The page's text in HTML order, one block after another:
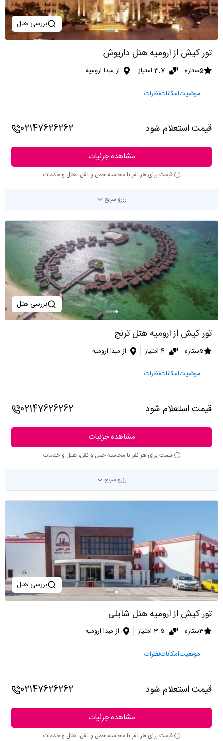
بررسی هتل
تور کیش از ارومیه هتل داریوش
5ستاره 3.7 امتیاز از مبدا ارومیه
موقعیتامکاناتنظرات
قیمت استعلام شود 02147626262
مشاهده جزئیات
قیمت برای هر نفر با محاسبه حمل و نقل، هتل و خدمات
رزرو سریع
بررسی هتل
تور کیش از ارومیه هتل ترنج
5ستاره 4 امتیاز از مبدا ارومیه
موقعیتامکاناتنظرات
قیمت استعلام شود 02147626262
مشاهده جزئیات
قیمت برای هر نفر با محاسبه حمل و نقل، هتل و خدمات
رزرو سریع
بررسی هتل
تور کیش از ارومیه هتل شایلی
3ستاره 3.5 امتیاز از مبدا ارومیه
موقعیتامکاناتنظرات
قیمت استعلام شود 02147626262
مشاهده جزئیات
قیمت برای هر نفر با محاسبه حمل و نقل، هتل و خدمات